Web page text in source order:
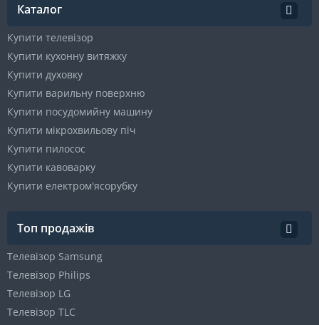
Каталог
Купити телевізор
Купити кухонну витяжку
Купити духовку
Купити варильну поверхню
Купити посудомийну машину
Купити мікрохвильову піч
Купити пилосос
Купити кавоварку
Купити електром'ясорубку
Топ продажів
Телевізор Samsung
Телевізор Philips
Телевізор LG
Телевізор TLC